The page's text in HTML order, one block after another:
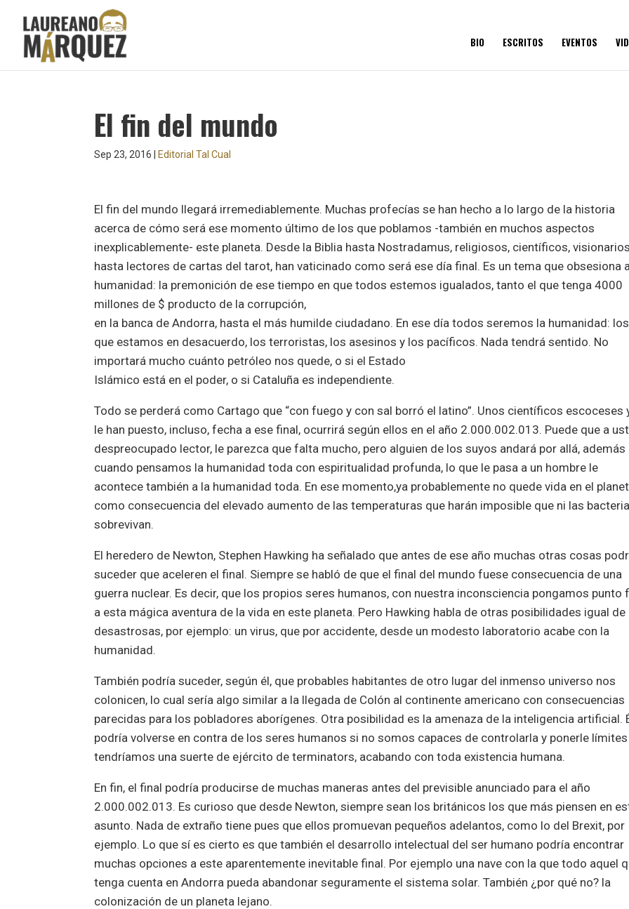
BIO ESCRITOS EVENTOS
El fin del mundo
Sep 23, 2016 Editorial Tal Cual
El fin del mundo llegará irremediablemente. Muchas profecías se han hecho a lo largo de la historia
acerca de cómo será ese momento último de los que poblamos -también en muchos aspectos
inexplicablemente- este planeta. Desde la Biblia hasta Nostradamus, religiosos, científicos,
hasta lectores de cartas del tarot, han vaticinado como será ese día final. Es un tema que obsesiona
humanidad: la premonición de ese tiempo en que todos estemos igualados, tanto el que tenga 4000
millones de $ producto de la corrupción,
en la banca de Andorra, hasta el más humilde ciudadano. En ese día todos seremos la humanidad: los
que estamos en desacuerdo, los terroristas, los asesinos y los pacíficos. Nada tendrá sentido. No
importará mucho cuánto petróleo nos quede, o si el Estado
Islámico está en el poder, o si Cataluña es independiente.
Todo se perderá como Cartago que “con fuego y con sal borró el latino”. Unos científicos escoceses
le han puesto, incluso, fecha a ese final, ocurrirá según ellos en el año 2.000.002.013. Puede que a
despreocupado lector, le parezca que falta mucho, pero alguien de los suyos andará por allá, además
cuando pensamos la humanidad toda con espiritualidad profunda, lo que le pasa a un hombre le
acontece también a la humanidad toda. En ese momento,ya probablemente no quede vida en el
como consecuencia del elevado aumento de las temperaturas que harán imposible que ni las
sobrevivan.
El heredero de Newton, Stephen Hawking ha señalado que antes de ese año muchas otras cosas
suceder que aceleren el final. Siempre se habló de que el final del mundo fuese consecuencia de una
guerra nuclear. Es decir, que los propios seres humanos, con nuestra inconsciencia pongamos punto
a esta mágica aventura de la vida en este planeta. Pero Hawking habla de otras posibilidades igual de
desastrosas, por ejemplo: un virus, que por accidente, desde un modesto laboratorio acabe con la
humanidad.
También podría suceder, según él, que probables habitantes de otro lugar del inmenso universo nos
colonicen, lo cual sería algo similar a la llegada de Colón al continente americano con consecuencias
parecidas para los pobladores aborígenes. Otra posibilidad es la amenaza de la inteligencia artificial.
podría volverse en contra de los seres humanos si no somos capaces de controlarla y ponerle
tendríamos una suerte de ejército de terminators, acabando con toda existencia humana.
En fin, el final podría producirse de muchas maneras antes del previsible anunciado para el año
2.000.002.013. Es curioso que desde Newton, siempre sean los británicos los que más piensen en
asunto. Nada de extraño tiene pues que ellos promuevan pequeños adelantos, como lo del Brexit, por
ejemplo. Lo que sí es cierto es que también el desarrollo intelectual del ser humano podría encontrar
muchas opciones a este aparentemente inevitable final. Por ejemplo una nave con la que todo aquel
tenga cuenta en Andorra pueda abandonar seguramente el sistema solar. También ¿por qué no? la
colonización de un planeta lejano.